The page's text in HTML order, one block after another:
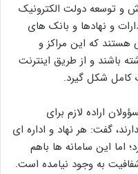
و توسعه دولت الکترونیک
و نهادها و بانک های
هستند که این مراکز و
باشند و از طریق اینترنت
کامل شکل گیرد.
اراده‌ لازم برای
گفت: هر نهاد و اداره ای
اما این سامانه ها باهم
شفافیت به وجود نیامده است.